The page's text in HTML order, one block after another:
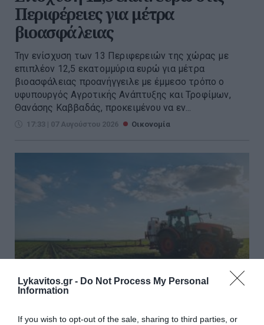
Lykavitos.gr - Do Not Process My Personal
Information
If you wish to opt-out of the sale, sharing to third parties, or
Περιφέρειες για μέτρα
βιοασφάλειας
Την ενίσχυση των 13 Περιφερειών της χώρας με
επιπλέον 12,5 εκατομμύρια ευρώ για μέτρα
βιοασφάλειας προανήγγειλε με έμμεσο τρόπο ο
υφυπουργός Αγροτικής Ανάπτυξης και Τροφίμων,
Θανάσης Καββαδάς, προκειμένου να εν...
17:33 | 07 Αυγούστου 2026 Οικονομία